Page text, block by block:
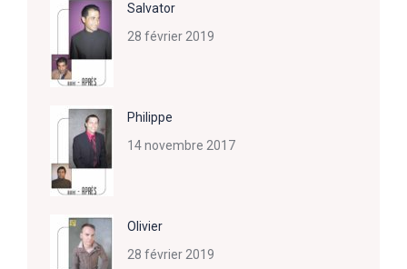
Salvator
28 février 2019
Philippe
14 novembre 2017
Olivier
28 février 2019